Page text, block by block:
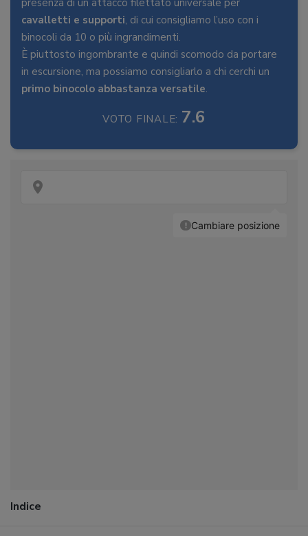
presenza di un attacco filettato universale per
cavalletti e supporti, di cui consigliamo l’uso con i
binocoli da 10 o più ingrandimenti.
È piuttosto ingombrante e quindi scomodo da portare
in escursione, ma possiamo consigliarlo a chi cerchi un
primo binocolo abbastanza versatile.
VOTO FINALE: 7.6
Indice